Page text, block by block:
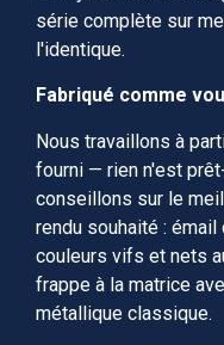
série complète sur
l'identique.
Fabriqué comme
Nous travaillons à
fourni — rien n'est
conseillons sur le
rendu souhaité :
couleurs vifs et nets
frappe à la matrice
métallique classique.